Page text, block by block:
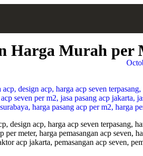
Harga Murah per
design acp, harga acp seven terpasang,
per meter, harga pemasangan acp seven,
acp jakarta, pemasangan acp seven,